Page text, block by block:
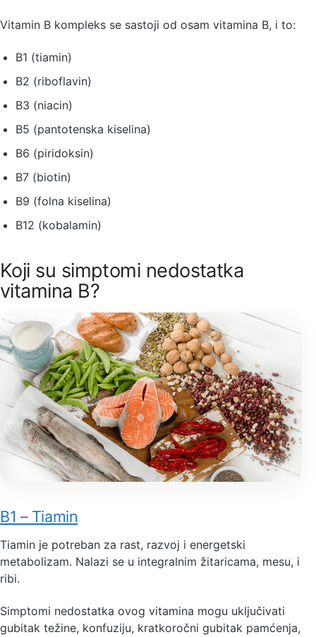
Vitamin B kompleks se sastoji od osam vitamina B, i to:
B1 (tiamin)
B2 (riboflavin)
B3 (niacin)
B5 (pantotenska kiselina)
B6 (piridoksin)
B7 (biotin)
B9 (folna kiselina)
B12 (kobalamin)
Koji su simptomi nedostatka
vitamina B?
B1 – Tiamin
Tiamin je potreban za rast, razvoj i energetski
metabolizam. Nalazi se u integralnim žitaricama, mesu, i
ribi.
Simptomi nedostatka ovog vitamina mogu uključivati
gubitak težine, konfuziju, kratkoročni gubitak pamćenja,